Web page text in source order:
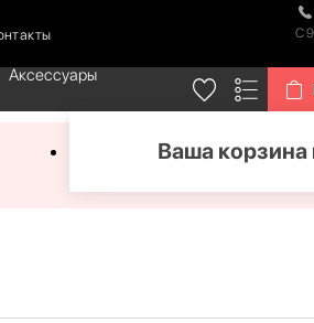
С
Аксессуары
Ваша корзина